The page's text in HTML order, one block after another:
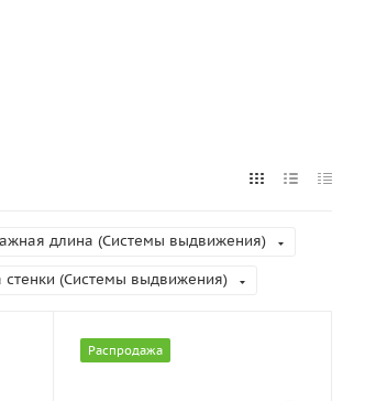
длина (Системы выдвижения)
стенки (Системы выдвижения)
Распродажа